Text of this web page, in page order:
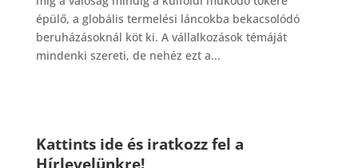
épülő, a globális termelési láncokba bekacsolódó
beruházásoknál köt ki. A vállalkozások témáját
mindenki szereti, de nehéz ezt a...
Kattints ide és iratkozz fel a
Hírlevelünkre!